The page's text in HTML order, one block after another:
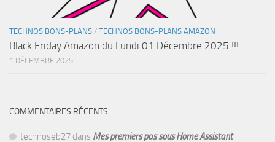
TECHNOS BONS-PLANS / TECHNOS BONS-PLANS AMAZON
Black Friday Amazon du Lundi 01 Décembre 2025 !!!
1 DÉCEMBRE 2025
COMMENTAIRES RÉCENTS
technoseb27 dans Mes premiers pas sous Home Assistant